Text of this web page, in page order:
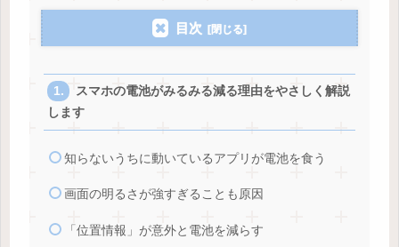
目次
スマホの電池がみるみる減る理由をやさしく解説
します
知らないうちに動いているアプリが電池を食う
画面の明るさが強すぎることも原因
「位置情報」が意外と電池を減らす